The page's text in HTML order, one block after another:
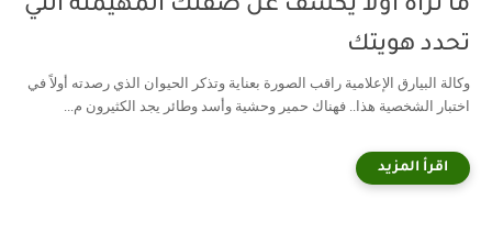
ما تراه اولا يكشف عن صفتك المهيمنة التي
تحدد هويتك
وكالة البيارق الإعلامية راقب الصورة بعناية وتذكر الحيوان الذي رصدته أولاً في
اختبار الشخصية هذا.. فهناك حمير وحشية وأسد وطائر يجد الكثيرون م...